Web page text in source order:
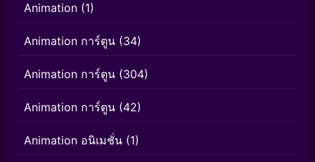
Animation (1)
Animation การ์ตูน (34)
Animation การ์ตูน (304)
Animation การ์ตูน (42)
Animation อนิเมชั่น (1)